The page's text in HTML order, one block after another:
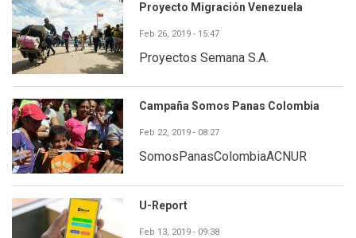
Proyecto Migración Venezuela
Feb 26, 2019 - 15:47
Proyectos Semana S.A.
Campaña Somos Panas Colombia
Feb 22, 2019 - 08:27
SomosPanasColombiaACNUR
U-Report
Feb 13, 2019 - 09:38